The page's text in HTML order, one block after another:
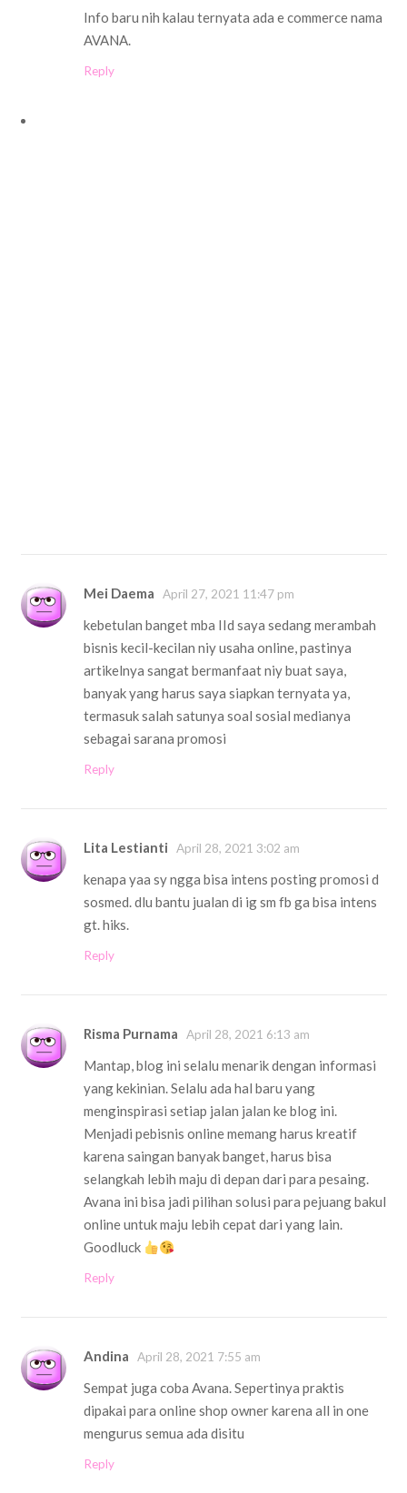
Info baru nih kalau ternyata ada e commerce nama
AVANA.
Reply
Mei Daema April 27, 2021 11:47 pm
kebetulan banget mba IId saya sedang merambah
bisnis kecil-kecilan niy usaha online, pastinya
artikelnya sangat bermanfaat niy buat saya,
banyak yang harus saya siapkan ternyata ya,
termasuk salah satunya soal sosial medianya
sebagai sarana promosi
Reply
Lita Lestianti April 28, 2021 3:02 am
kenapa yaa sy ngga bisa intens posting promosi d
sosmed. dlu bantu jualan di ig sm fb ga bisa intens
gt. hiks.
Reply
Risma Purnama April 28, 2021 6:13 am
Mantap, blog ini selalu menarik dengan informasi
yang kekinian. Selalu ada hal baru yang
menginspirasi setiap jalan jalan ke blog ini.
Menjadi pebisnis online memang harus kreatif
karena saingan banyak banget, harus bisa
selangkah lebih maju di depan dari para pesaing.
Avana ini bisa jadi pilihan solusi para pejuang bakul
online untuk maju lebih cepat dari yang lain.
Goodluck
Reply
Andina April 28, 2021 7:55 am
Sempat juga coba Avana. Sepertinya praktis
dipakai para online shop owner karena all in one
mengurus semua ada disitu
Reply